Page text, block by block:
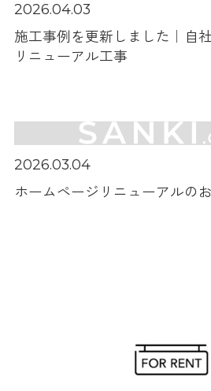
2026.04.03
施工事例を更新しました｜自
リニューアル工事
2026.03.04
ホームページリニューアルの